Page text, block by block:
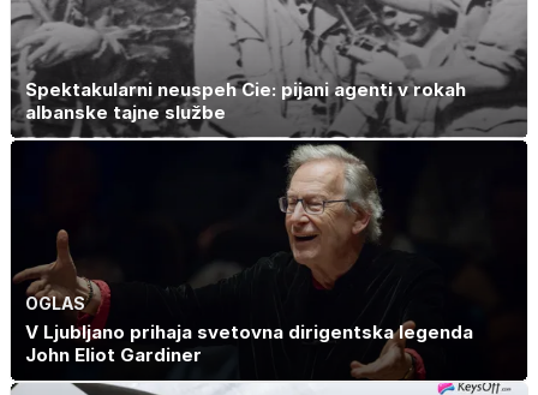
Spektakularni neuspeh Cie: pijani agenti v rokah
albanske tajne službe
OGLAS
V Ljubljano prihaja svetovna dirigentska legenda
John Eliot Gardiner